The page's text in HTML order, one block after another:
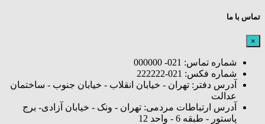
تماس با ما
×
شماره تماس: 021- 000000
شماره فکس: 021-222222
آدرس دفتر: تهران - خیابان انقلاب - خیابان جنوب - ساختمان
عدالت
آدرس ارتباطات مردمی: تهران - ونک - خیابان آزادی- برج
پاستور - طبقه 6 - واحد 12